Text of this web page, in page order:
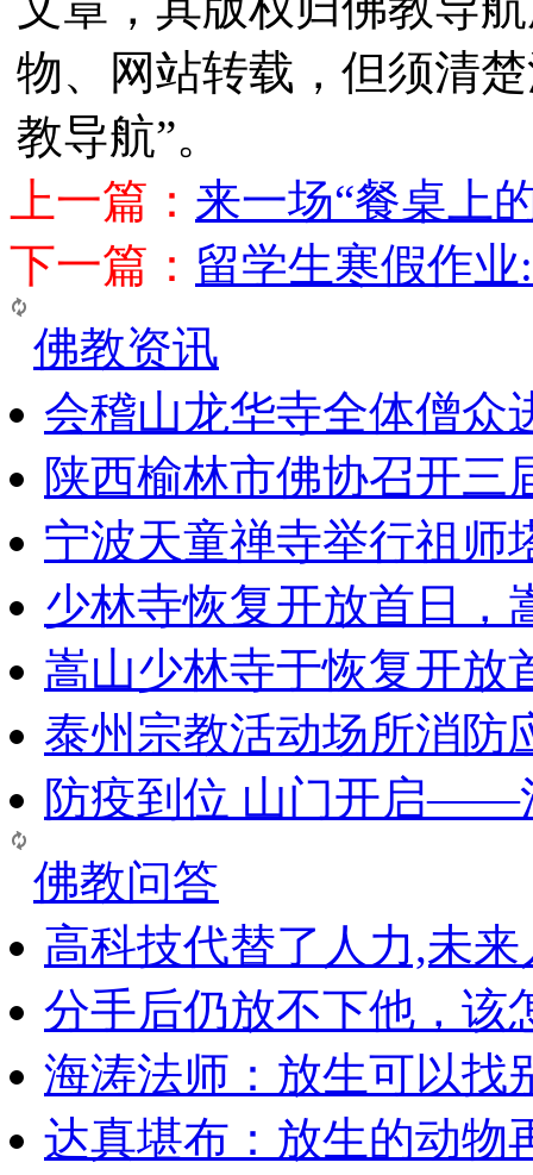
物、网站转载，但须清
教导航”。
上一篇： 来一场“餐桌上
下一篇： 留学生寒假作
佛教资讯
会稽山龙华寺全体僧众
陕西榆林市佛协召开三
宁波天童禅寺举行祖师
少林寺恢复开放首日，
嵩山少林寺于恢复开放
泰州宗教活动场所消防
防疫到位 山门开启——
佛教问答
高科技代替了人力,未
分手后仍放不下他，该
海涛法师：放生可以找
达真堪布：放生的动物